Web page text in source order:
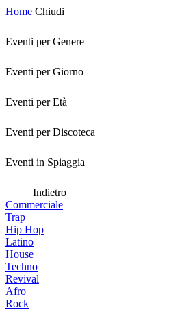
Home Chiudi
Eventi per Genere
Eventi per Giorno
Eventi per Età
Eventi per Discoteca
Eventi in Spiaggia
Indietro
Commerciale
Trap
Hip Hop
Latino
House
Techno
Revival
Afro
Rock